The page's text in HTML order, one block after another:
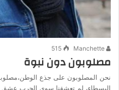
515
مصلوبون دون نبوة
نحن المصلوبون على جذع
البسطاء، لم تعشقنا سوى الحرب عشق